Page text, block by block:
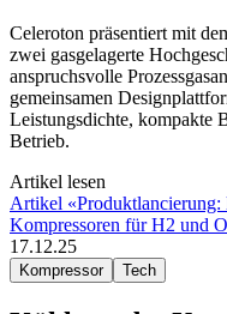
Celeroton präsentiert mit
zwei gasgelagerte
anspruchsvolle
gemeinsamen
Leistungsdichte, kompakte
Betrieb.
Artikel lesen
Artikel «Produktlancierung:
Kompressoren für H2 und
17.12.25
Kompressor Tech